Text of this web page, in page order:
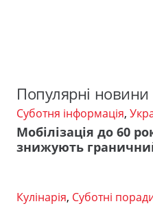
Популярні новини
Суботня інформація,
Мобілізація до 60
знижують
Кулінарія, Суботні